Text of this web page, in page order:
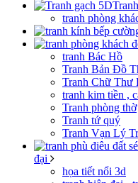
tranh phòng
tranh Bác Hồ
Tranh Bản Đồ
Tranh Chữ Thư
tranh kim tiền ,
Tranh phòng thờ
Tranh tứ quý
Tranh Vạn Lý
đại
họa tiết nổi 3d